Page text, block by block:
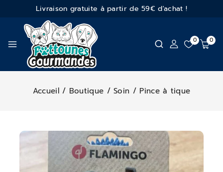
Livraison gratuite à partir de 59€ d'achat !
0 0
Accueil / Boutique / Soin / Pince à tique